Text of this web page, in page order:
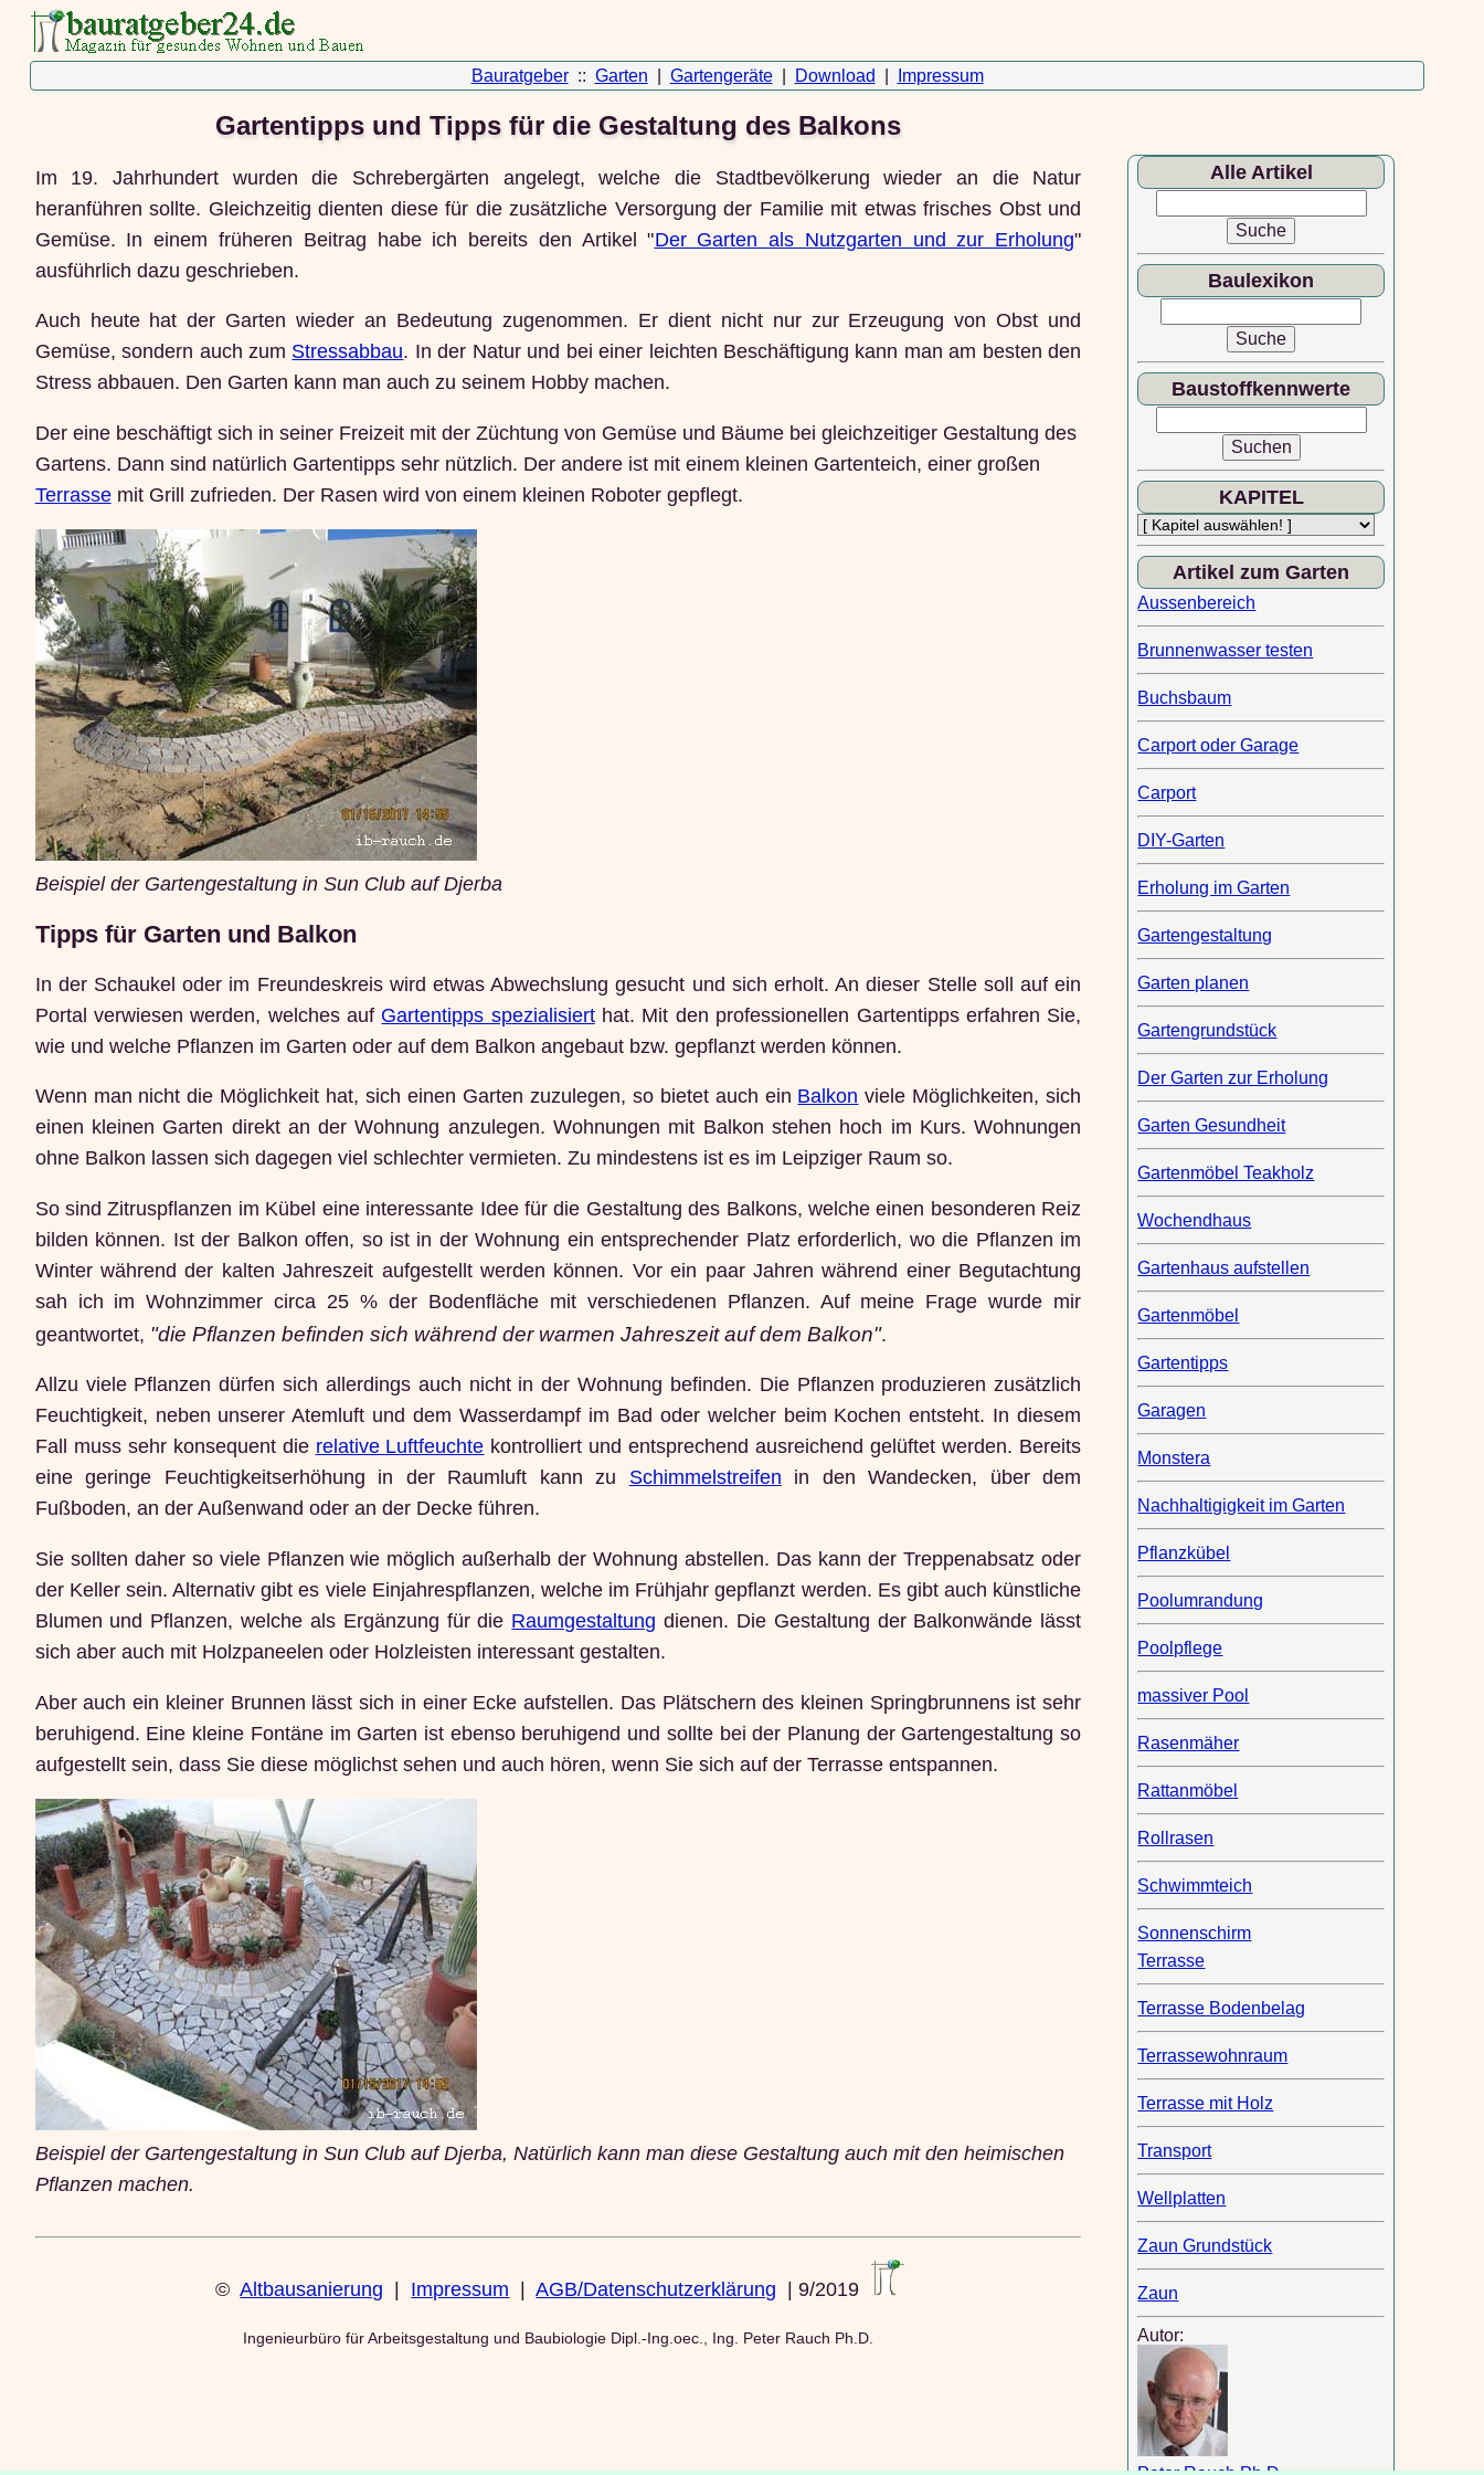
Bauratgeber:: Garten Gartengeräte| Download Impressum
Gartentipps und Tipps für die Gestaltung des Balkons
Im 19. Jahrhundert wurden die Schrebergärten angelegt, welche die Stadtbevölkerung wieder an die Natur
heranführen sollte. Gleichzeitig dienten diese für die zusätzliche Versorgung der Familie mit etwas frisches Obst und
Gemüse. In einem früheren Beitrag habe ich bereits den Artikel "Der Garten als Nutzgarten und zur Erholung"
ausführlich dazu geschrieben.
Auch heute hat der Garten wieder an Bedeutung zugenommen. Er dient nicht nur zur Erzeugung von Obst und
Gemüse, sondern auch zum Stressabbau. In der Natur und bei einer leichten Beschäftigung kann man am besten den
Stress abbauen. Den Garten kann man auch zu seinem Hobby machen.
Der eine beschäftigt sich in seiner Freizeit mit der Züchtung von Gemüse und Bäume bei gleichzeitiger Gestaltung des
Gartens. Dann sind natürlich Gartentipps sehr nützlich. Der andere ist mit einem kleinen Gartenteich, einer großen
Terrassemit Grill zufrieden. Der Rasen wird von einem kleinen Roboter gepflegt.
Beispiel der Gartengestaltung in Sun Club auf Djerba
Tipps für Garten und Balkon
In der Schaukel oder im Freundeskreis wird etwas Abwechslung gesucht und sich erholt. An dieser Stelle soll auf ein
Portal verwiesen werden, welches auf Gartentipps spezialisierthat. Mit den professionellen Gartentipps erfahren Sie,
wie und welche Pflanzen im Garten oder auf dem Balkon angebaut bzw. gepflanzt werden können.
Wenn man nicht die Möglichkeit hat, sich einen Garten zuzulegen, so bietet auch ein Balkon viele Möglichkeiten, sich
einen kleinen Garten direkt an der Wohnung anzulegen. Wohnungen mit Balkon stehen hoch im Kurs. Wohnungen
ohne Balkon lassen sich dagegen viel schlechter vermieten. Zu mindestens ist es im Leipziger Raum so.
So sind Zitruspflanzen im Kübel eine interessante Idee für die Gestaltung des Balkons, welche einen besonderen Reiz
bilden können. Ist der Balkon offen, so ist in der Wohnung ein entsprechender Platz erforderlich, wo die Pflanzen im
Winter während der kalten Jahreszeit aufgestellt werden können. Vor ein paar Jahren während einer Begutachtung
sah ich im Wohnzimmer circa 25 % der Bodenfläche mit verschiedenen Pflanzen. Auf meine Frage wurde mir
geantwortet, "die Pflanzen befinden sich während der warmen Jahreszeit auf dem Balkon".
Allzu viele Pflanzen dürfen sich allerdings auch nicht in der Wohnung befinden. Die Pflanzen produzieren zusätzlich
Feuchtigkeit, neben unserer Atemluft und dem Wasserdampf im Bad oder welcher beim Kochen entsteht. In diesem
Fall muss sehr konsequent die relative Luftfeuchte kontrolliert und entsprechend ausreichend gelüftet werden. Bereits
eine geringe Feuchtigkeitserhöhung in der Raumluft kann zu Schimmelstreifen in den Wandecken, über dem
Fußboden, an der Außenwand oder an der Decke führen.
Sie sollten daher so viele Pflanzen wie möglich außerhalb der Wohnung abstellen. Das kann der Treppenabsatz oder
der Keller sein. Alternativ gibt es viele Einjahrespflanzen, welche im Frühjahr gepflanzt werden. Es gibt auch künstliche
Blumen und Pflanzen, welche als Ergänzung für die Raumgestaltung dienen. Die Gestaltung der Balkonwände lässt
sich aber auch mit Holzpaneelen oder Holzleisten interessant gestalten.
Aber auch ein kleiner Brunnen lässt sich in einer Ecke aufstellen. Das Plätschern des kleinen Springbrunnens ist sehr
beruhigend. Eine kleine Fontäne im Garten ist ebenso beruhigend und sollte bei der Planung der Gartengestaltung so
aufgestellt sein, dass Sie diese möglichst sehen und auch hören, wenn Sie sich auf der Terrasse entspannen.
Beispiel der Gartengestaltung in Sun Club auf Djerba, Natürlich kann man diese Gestaltung auch mit den heimischen
Pflanzen machen.
©Altbausanierung | Impressum |AGB/Datenschutzerklärung | 9/2019
Ingenieurbüro für Arbeitsgestaltung und Baubiologie Dipl.-Ing.oec., Ing. Peter Rauch Ph.D.
Alle Artikel
Baulexikon
Baustoffkennwerte
KAPITEL
Artikel zum Garten
Aussenbereich
Brunnenwasser testen
Buchsbaum
Carport oder Garage
Carport
DIY-Garten
Erholung im Garten
Gartengestaltung
Garten planen
Gartengrundstück
Der Garten zur Erholung
Garten Gesundheit
Gartenmöbel Teakholz
Wochendhaus
Gartenhaus aufstellen
Gartenmöbel
Gartentipps
Garagen
Monstera
Nachhaltigigkeit im Garten
Pflanzkübel
Poolumrandung
Poolpflege
massiver Pool
Rasenmäher
Rattanmöbel
Rollrasen
Schwimmteich
Sonnenschirm
Terrasse
Terrasse Bodenbelag
Terrassewohnraum
Terrasse mit Holz
Transport
Wellplatten
Zaun Grundstück
Zaun
Autor: